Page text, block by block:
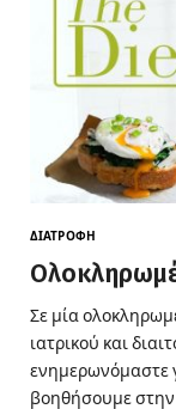
ΔΙΑΤΡΟΦΗ
Σε μία
ιατρικού και
ενημερωνόμαστε
βοηθήσουμε